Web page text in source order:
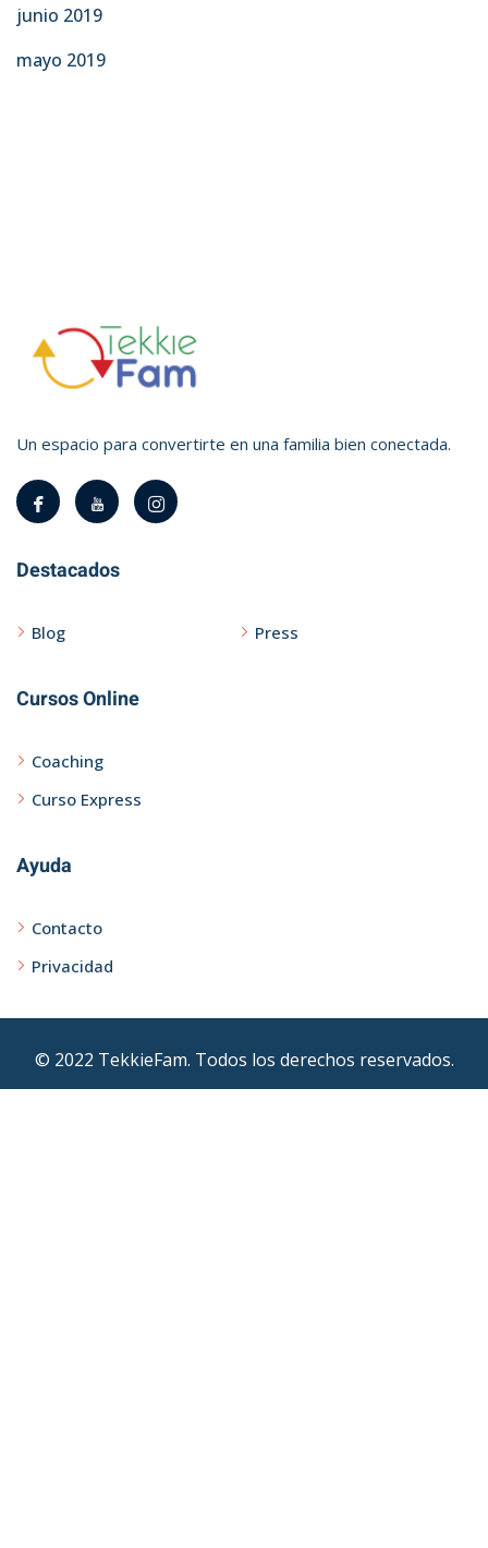
junio 2019
mayo 2019
Un espacio para convertirte en una familia bien conectada.
Destacados
Blog Press
Cursos Online
Coaching
Curso Express
Ayuda
Contacto
Privacidad
© 2022 TekkieFam. Todos los derechos reservados.